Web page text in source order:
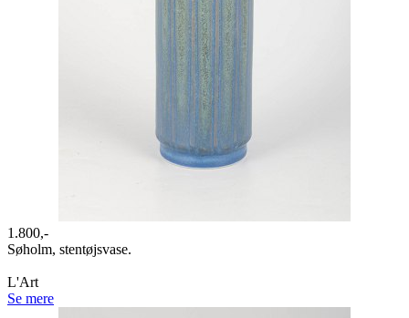
1.800,-
Søholm, stentøjsvase.
L'Art
Se mere